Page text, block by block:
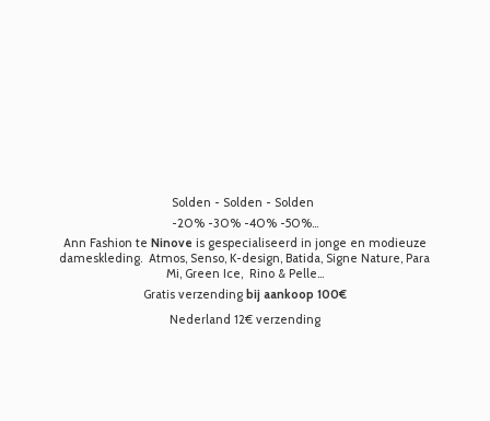
Solden - Solden - Solden
-20% -30% -40% -50%...
Ann Fashion te Ninove is gespecialiseerd in jonge en modieuze
dameskleding. Atmos, Senso, K-design, Batida, Signe Nature, Para
Mi, Green Ice, Rino & Pelle...
Gratis verzending bij aankoop 100€
Nederland 12€ verzending